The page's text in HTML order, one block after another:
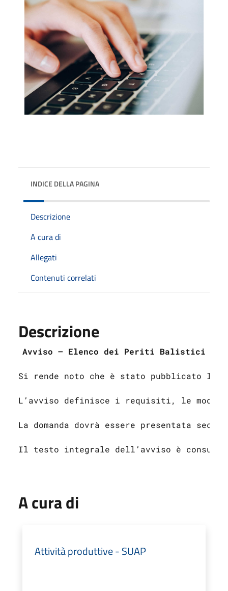
INDICE DELLA PAGINA
Descrizione
A cura di
Allegati
Contenuti correlati
Descrizione
Avviso – Elenco dei Periti Balistici
Si rende noto che è stato pubblicato
L’avviso definisce i requisiti, le
La domanda dovrà essere presentata
Il testo integrale dell’avviso è
A cura di
Attività produttive - SUAP